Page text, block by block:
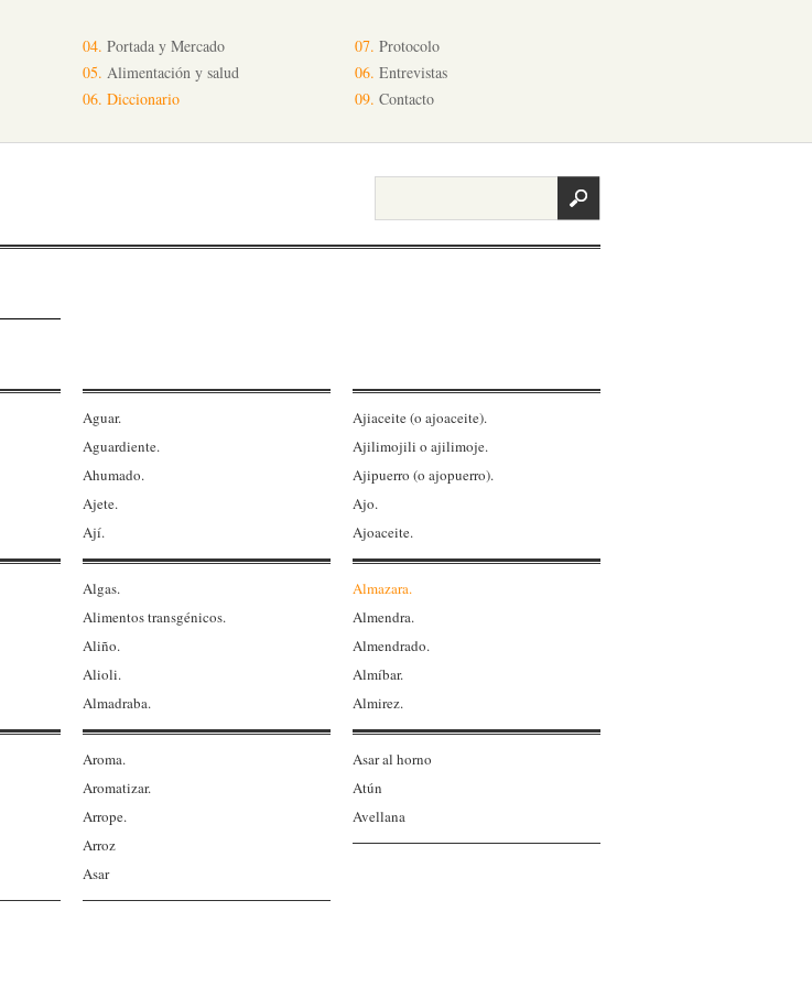
04. Portada y Mercado 07. Protocolo
05. Alimentación y salud 06. Entrevistas
06. Diccionario 09. Contacto
Aguar.
Aguardiente.
Ahumado.
Ajete.
Ají.
Ajiaceite (o ajoaceite).
Ajilimojili o ajilimoje.
Ajipuerro (o ajopuerro).
Ajo.
Ajoaceite.
Algas.
Alimentos transgénicos.
Aliño.
Alioli.
Almadraba.
Almazara.
Almendra.
Almendrado.
Almíbar.
Almirez.
Aroma.
Aromatizar.
Arrope.
Arroz
Asar
Asar al horno
Atún
Avellana